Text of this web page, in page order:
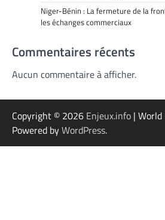
Niger-Bénin : La fermeture de la
les échanges commerciaux
Commentaires récents
Aucun commentaire à afficher.
Copyright © 2026 Enjeux.info |
Powered byWordPress.